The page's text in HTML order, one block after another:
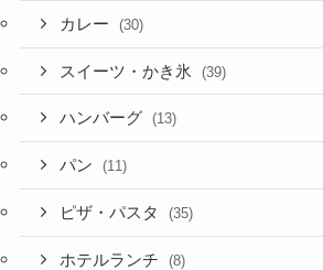
カレー (30)
スイーツ・かき氷 (39)
ハンバーグ (13)
パン (11)
ピザ・パスタ (35)
ホテルランチ (8)